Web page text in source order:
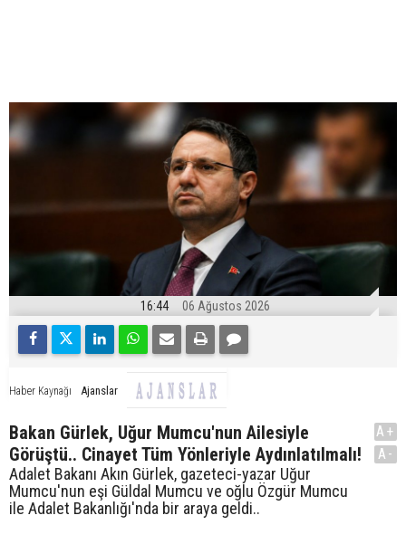
16:44 06 Ağustos 2026
Haber Kaynağı Ajanslar
Bakan Gürlek, Uğur Mumcu'nun Ailesiyle
Görüştü.. Cinayet Tüm Yönleriyle Aydınlatılmalı!
Adalet Bakanı Akın Gürlek, gazeteci-yazar Uğur
Mumcu'nun eşi Güldal Mumcu ve oğlu Özgür Mumcu
ile Adalet Bakanlığı'nda bir araya geldi..
A+
A-